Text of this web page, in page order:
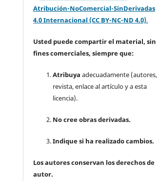
Atribución-NoComercial-SinDerivadas
4.0 Internacional (CC BY-NC-ND 4.0).
Usted puede compartir el material, sin
fines comerciales, siempre que:
Atribuya adecuadamente (autores,
revista, enlace al artículo y a esta
licencia).
No cree obras derivadas.
Indique si ha realizado cambios.
Los autores conservan los derechos de
autor.